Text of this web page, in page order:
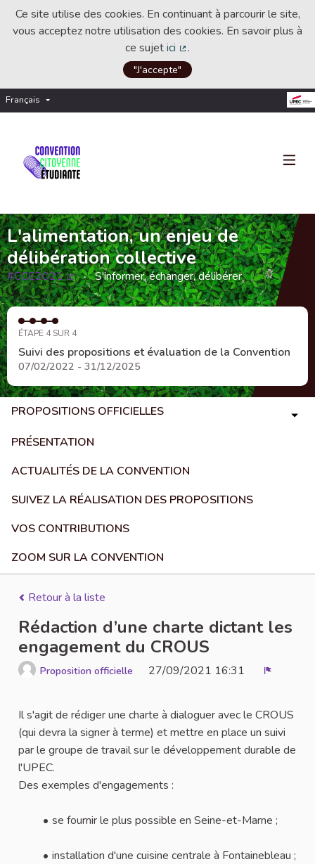
Ce site utilise des cookies. En continuant à parcourir le site,
vous acceptez notre utilisation des cookies. En savoir plus à
ce sujetici
(Lien externe)
.
"J'accepte"
Français Choisir la langue
L'alimentation, un enjeu de
délibération collective
#CCE2021
(Lien externe)
S'informer, échanger, délibérer
ÉTAPE 4 SUR 4
Suivi des propositions et évaluation de la Convention
07/02/2022 - 31/12/2025
PROPOSITIONS OFFICIELLES
PRÉSENTATION
ACTUALITÉS DE LA CONVENTION
SUIVEZ LA RÉALISATION DES PROPOSITIONS
VOS CONTRIBUTIONS
ZOOM SUR LA CONVENTION
Retour à la liste
Rédaction d’une charte dictant les
engagement du CROUS
Proposition officielle 27/09/2021 16:31
Il s'agit de rédiger une charte à dialoguer avec le CROUS
(qui devra la signer à terme) et mettre en place un suivi
par le groupe de travail sur le développement durable de
l'UPEC.
Des exemples d'engagements :
se fournir le plus possible en Seine-et-Marne ;
installation d'une cuisine centrale à Fontainebleau ;